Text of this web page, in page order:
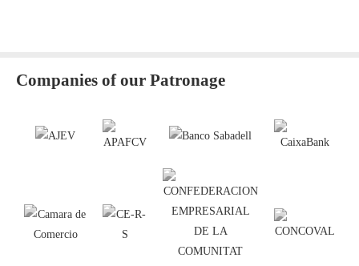
Companies of our Patronage